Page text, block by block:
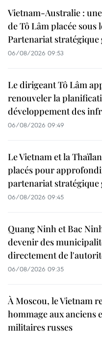
Vietnam-Australie :
de Tô Lâm placée sous
Partenariat stratégique
06/08/2026 09:53
Le dirigeant Tô Lâm
renouveler la
développement des
06/08/2026 09:49
Le Vietnam et la
placés pour
partenariat stratégique
06/08/2026 09:45
Quang Ninh et Bac
devenir des
directement de
06/08/2026 09:35
À Moscou, le Vietnam
hommage aux anciens
militaires russes